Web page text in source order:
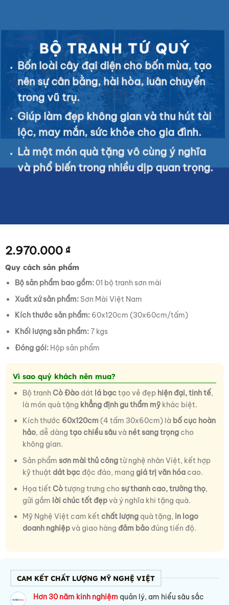
BỘ TRANH TỨ QUÝ
Bốn loài cây đại diện cho bốn mùa, tạo
nên sự cân bằng, hài hòa, luân chuyển
trong vũ trụ.
Giúp làm đẹp không gian và thu hút tài
lộc, may mắn, sức khỏe cho gia đình.
Là một món quà tặng vô cùng ý nghĩa
và phổ biến trong nhiều dịp quan trọng.
2.970.000 ₫
Quy cách sản phẩm
Bộ sản phẩm bao gồm:01 bộ tranh sơn mài
Xuất xứ sản phẩm:Sơn Mài Việt Nam
Kích thước sản phẩm:60x120cm (30x60cm/tấm)
Khối lượng sản phẩm:7 kgs
Đóng gói:Hộp sản phẩm
Vì sao quý khách nên mua?
Bộ tranhCò Đàodát lá bạctạo vẻ đẹp hiện đại, tinh tế,
là món quà tặng khẳng định gu thẩm mỹkhác biệt.
Kích thước 60x120cm (4 tấm 30x60cm) là bố cục hoàn
hảo, dễ dàng tạo chiều sâuvà nét sang trọngcho
không gian.
Sản phẩm sơn mài thủ côngtừ nghệ nhân Việt, kết hợp
kỹ thuật dát bạcđộc đáo, mang giá trị văn hóacao.
Họa tiết Còtượng trưng cho sự thanh cao, trường thọ,
gửi gắm lời chúc tốt đẹpvà ý nghĩa khi tặng quà.
Mỹ Nghệ Việt cam kết chất lượngquà tặng, inlogo
doanh nghiệpvà giao hàng đảm bảođúng tiến độ.
CAM KẾT CHẤT LƯỢNG MỸ NGHỆ VIỆT
Hơn 30 năm kinh nghiệm quản lý, am hiểu sâu sắc